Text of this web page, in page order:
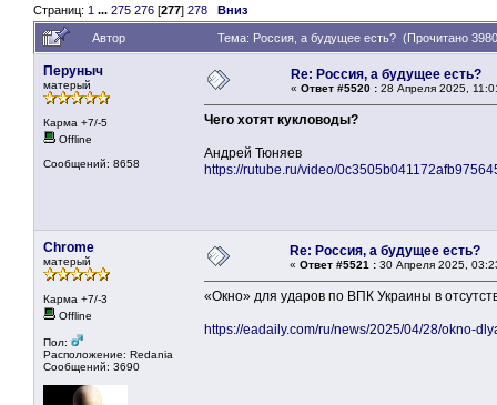
Страниц: 1 ... 275 276 [277] 278 Вниз
Автор Тема: Россия, а будущее есть? (Прочитано
Перуныч
матерый
Карма +7/-5
Offline
Сообщений: 8658
Re: Россия, а будущее есть?
« Ответ #5520 : 28 Апреля 2025,
Чего хотят кукловоды?
Андрей Тюняев
https://rutube.ru/video/
Chrome
матерый
Карма +7/-3
Offline
Пол:
Расположение: Redania
Сообщений: 3690
Re: Россия, а будущее есть?
« Ответ #5521 : 30 Апреля 2025,
«Окно» для ударов по ВПК Украины в
https://eadaily.com/ru/news/2025/04/28/okno-